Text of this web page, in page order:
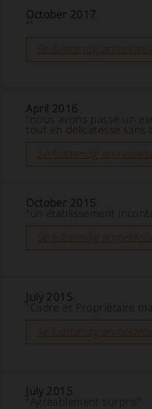
October 2017
“”
Se fullstendig
April 2016
“nous avons passé un
tout en delicatesse sans
Se fullstendig
October 2015
“un établissement
Se fullstendig
July 2015
“Cadre et Propriétaire
Se fullstendig
July 2015
“Agreablement surpris”